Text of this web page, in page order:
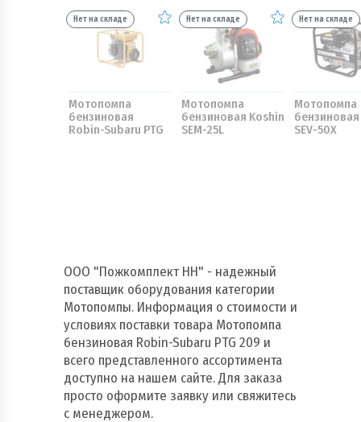
Нет на складе
Мотопомпа
бензиновая
Robin-Subaru PTG
Нет на складе
Мотопомпа
бензиновая Koshin
SEM-25L
Нет на складе
Мотопомпа
SEV-50X
ООО "Пожкомплект НН" - надежный
поставщик оборудования категории
Мотопомпы. Информация о стоимости и
условиях поставки товара Мотопомпа
бензиновая Robin-Subaru PTG 209 и
всего представленного ассортимента
доступно на нашем сайте. Для заказа
просто оформите заявку или свяжитесь
с менеджером.